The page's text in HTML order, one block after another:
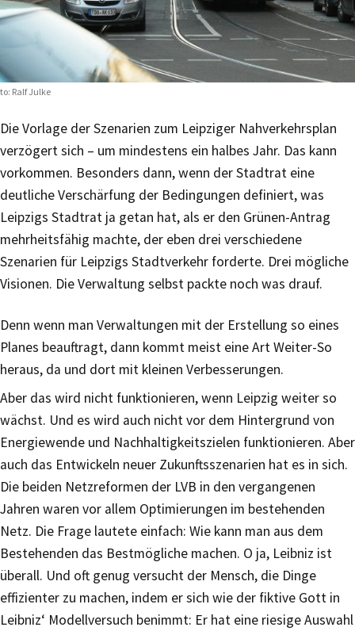
Ralf Julke
Die Vorlage der Szenarien zum Leipziger Nahverkehrsplan
verzögert sich – um mindestens ein halbes Jahr. Das kann
vorkommen. Besonders dann, wenn der Stadtrat eine
deutliche Verschärfung der Bedingungen definiert, was
Leipzigs Stadtrat ja getan hat, als er den Grünen-Antrag
mehrheitsfähig machte, der eben drei verschiedene
Szenarien für Leipzigs Stadtverkehr forderte. Drei mögliche
Visionen. Die Verwaltung selbst packte noch was drauf.
Denn wenn man Verwaltungen mit der Erstellung so eines
Planes beauftragt, dann kommt meist eine Art Weiter-So
heraus, da und dort mit kleinen Verbesserungen.
Aber das wird nicht funktionieren, wenn Leipzig weiter so
wächst. Und es wird auch nicht vor dem Hintergrund von
Energiewende und Nachhaltigkeitszielen funktionieren. Aber
auch das Entwickeln neuer Zukunftsszenarien hat es in sich.
Die beiden Netzreformen der LVB in den vergangenen
Jahren waren vor allem Optimierungen im bestehenden
Netz. Die Frage lautete einfach: Wie kann man aus dem
Bestehenden das Bestmögliche machen. O ja, Leibniz ist
überall. Und oft genug versucht der Mensch, die Dinge
effizienter zu machen, indem er sich wie der fiktive Gott in
Leibniz‘ Modellversuch benimmt: Er hat eine riesige Auswahl